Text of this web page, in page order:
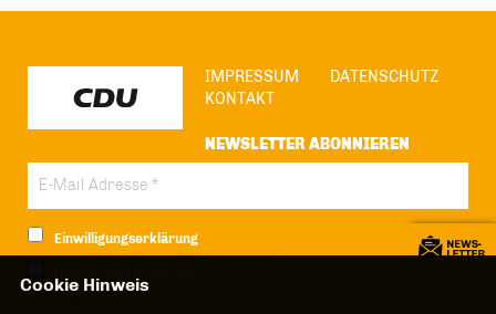
IMPRESSUM
DATENSCHUTZ
KONTAKT
NEWSLETTER ABONNIEREN
Einwilligungserklärung
Cookie Hinweis